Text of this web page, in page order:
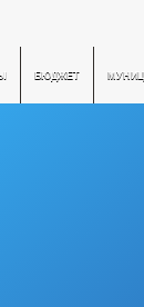
БЮДЖЕТ